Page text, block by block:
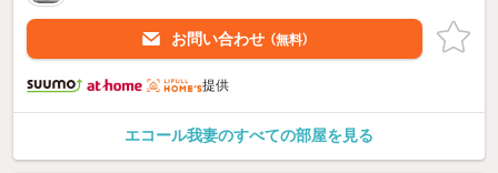
お問い合わせ （無料）
提供
エコール我妻のすべての部屋を見る